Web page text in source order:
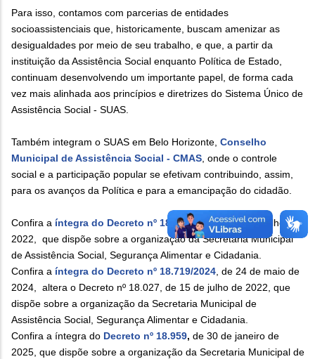
Para isso, contamos com parcerias de entidades
socioassistenciais que, historicamente, buscam amenizar as
desigualdades por meio de seu trabalho, e que, a partir da
instituição da Assistência Social enquanto Política de Estado,
continuam desenvolvendo um importante papel, de forma cada
vez mais alinhada aos princípios e diretrizes do Sistema Único de
Assistência Social - SUAS.
Também integram o SUAS em Belo Horizonte, Conselho
Municipal de Assistência Social - CMAS , onde o controle
social e a participação popular se efetivam contribuindo, assim,
para os avanços da Política e para a emancipação do cidadão.
Confira a íntegra do Decreto nº 18.027/2023, de 15 de julho de
2022, que dispõe sobre a organização da Secretaria Municipal
de Assistência Social, Segurança Alimentar e Cidadania.
Confira a íntegra do Decreto nº 18.719/2024 , de 24 de maio de
2024, altera o Decreto nº 18.027, de 15 de julho de 2022, que
dispõe sobre a organização da Secretaria Municipal de
Assistência Social, Segurança Alimentar e Cidadania.
Confira a íntegra do Decreto nº 18.959, de 30 de janeiro de
2025, que dispõe sobre a organização da Secretaria Municipal de